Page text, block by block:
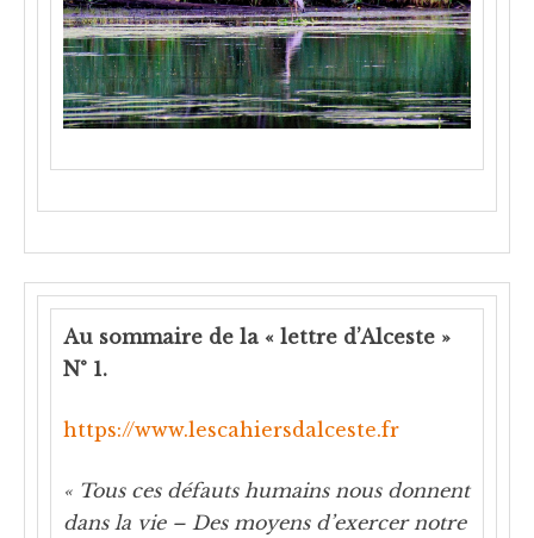
Au sommaire de la « lettre d’Alceste »
N° 1.
https://www.lescahiersdalceste.fr
« Tous ces défauts humains nous donnent
dans la vie – Des moyens d’exercer notre